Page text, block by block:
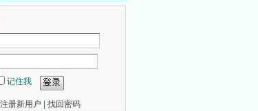
记住我
注册新用户 找回密码